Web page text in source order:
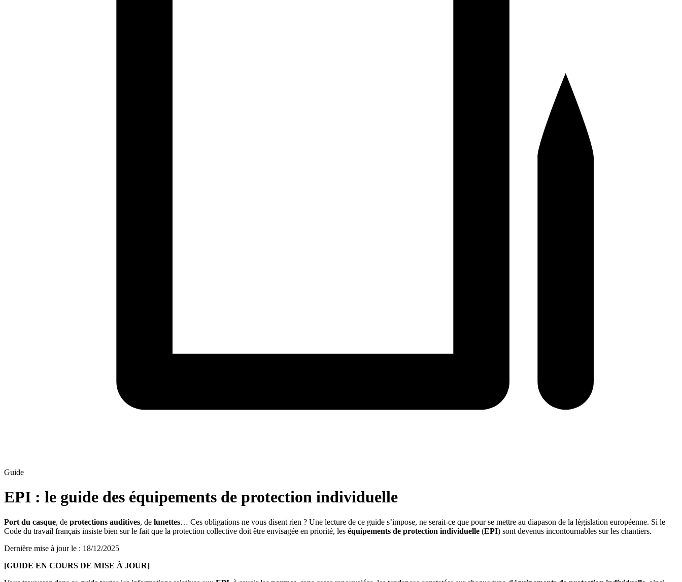
Guide
EPI : le guide des équipements de protection individuelle
Port du casque, de protections auditives, de lunettes… Ces obligations ne vous disent rien ? Une lecture de ce guide s’impose, ne serait-ce que pour se mettre au diapason de la législation européenne. Si le
Code du travail français insiste bien sur le fait que la protection collective doit être envisagée en priorité, les équipements de protection individuelle (EPI) sont devenus incontournables sur les chantiers.
Dernière mise à jour le : 18/12/2025
[GUIDE EN COURS DE MISE À JOUR]